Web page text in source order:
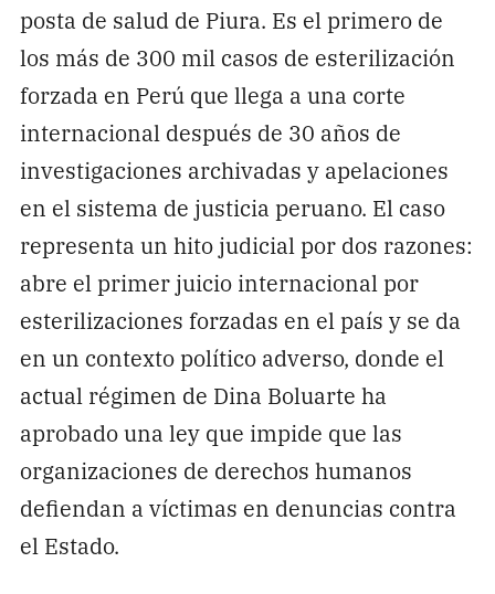
posta de salud de Piura. Es el primero de
los más de 300 mil casos de esterilización
forzada en Perú que llega a una corte
internacional después de 30 años de
investigaciones archivadas y apelaciones
en el sistema de justicia peruano. El caso
representa un hito judicial por dos razones:
abre el primer juicio internacional por
esterilizaciones forzadas en el país y se da
en un contexto político adverso, donde el
actual régimen de Dina Boluarte ha
aprobado una ley que impide que las
organizaciones de derechos humanos
defiendan a víctimas en denuncias contra
el Estado.